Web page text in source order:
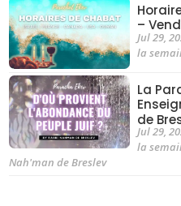
–
Jul 29,
la
La
de
Jul 29,
la
Nah'man de Breslev